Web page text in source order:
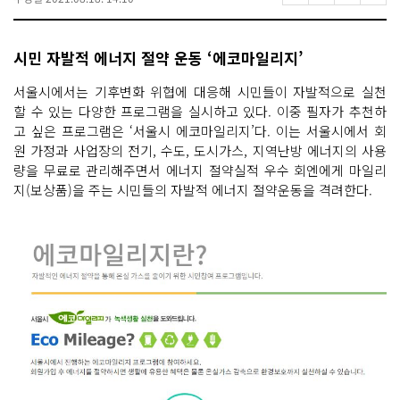
통
포
이
R
복
사
N
기
자
변
경
하
기
자
변
경
하
기
시민 자발적 에너지 절약 운동 ‘에코마일리지’
서울시에서는 기후변화 위협에 대응해 시민들이 자발적으로 실천
할 수 있는 다양한 프로그램을 실시하고 있다. 이중 필자가 추천하
고 싶은 프로그램은 ‘서울시 에코마일리지’다. 이는 서울시에서 회
원 가정과 사업장의 전기, 수도, 도시가스, 지역난방 에너지의 사용
량을 무료로 관리해주면서 에너지 절약실적 우수 회엔에게 마일리
지(보상품)을 주는 시민들의 자발적 에너지 절약운동을 격려한다.